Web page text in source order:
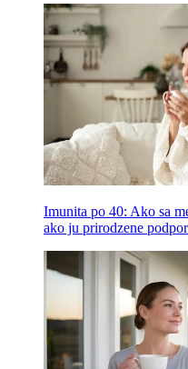
Imunita po 40: Ako sa
ako ju prirodzene